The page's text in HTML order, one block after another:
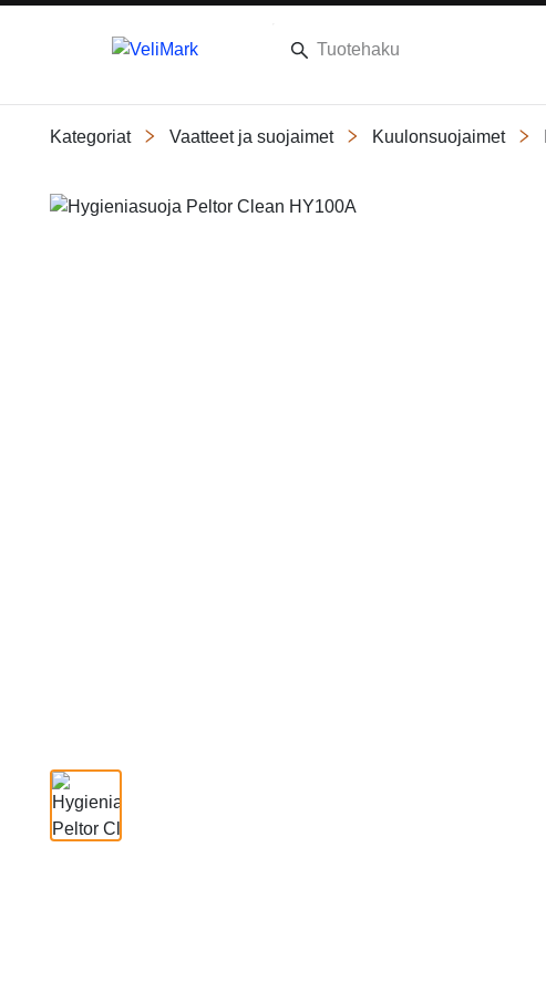
Kategoriat Vaatteet ja suojaimet Kuulonsuojaimet
Slide 1 of 1